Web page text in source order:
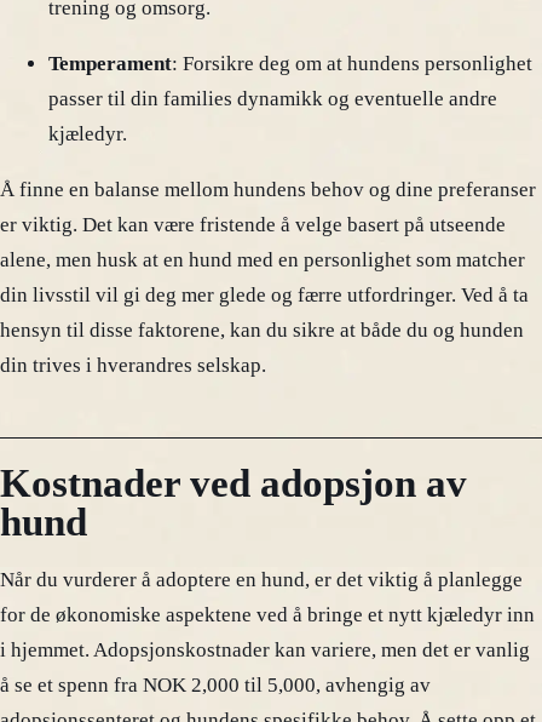
trening og omsorg.
Temperament: Forsikre deg om at hundens personlighet
passer til din families dynamikk og eventuelle andre
kjæledyr.
Å finne en balanse mellom hundens behov og dine preferanser
er viktig. Det kan være fristende å velge basert på utseende
alene, men husk at en hund med en personlighet som matcher
din livsstil vil gi deg mer glede og færre utfordringer. Ved å ta
hensyn til disse faktorene, kan du sikre at både du og hunden
din trives i hverandres selskap.
Kostnader ved adopsjon av
hund
Når du vurderer å adoptere en hund, er det viktig å planlegge
for de økonomiske aspektene ved å bringe et nytt kjæledyr inn
i hjemmet. Adopsjonskostnader kan variere, men det er vanlig
å se et spenn fra NOK 2,000 til 5,000, avhengig av